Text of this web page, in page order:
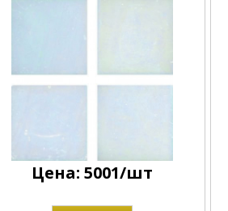
Цена: 5001/шт